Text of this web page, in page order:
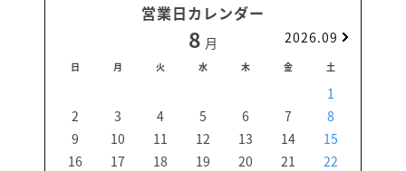
営業日カレンダー
8 月 2026.09
日 月 火 水 木 金 土
1
2
3 4 5 6 7
8
9
10 11 12 13 14
15
16
17 18 19 20 21
22